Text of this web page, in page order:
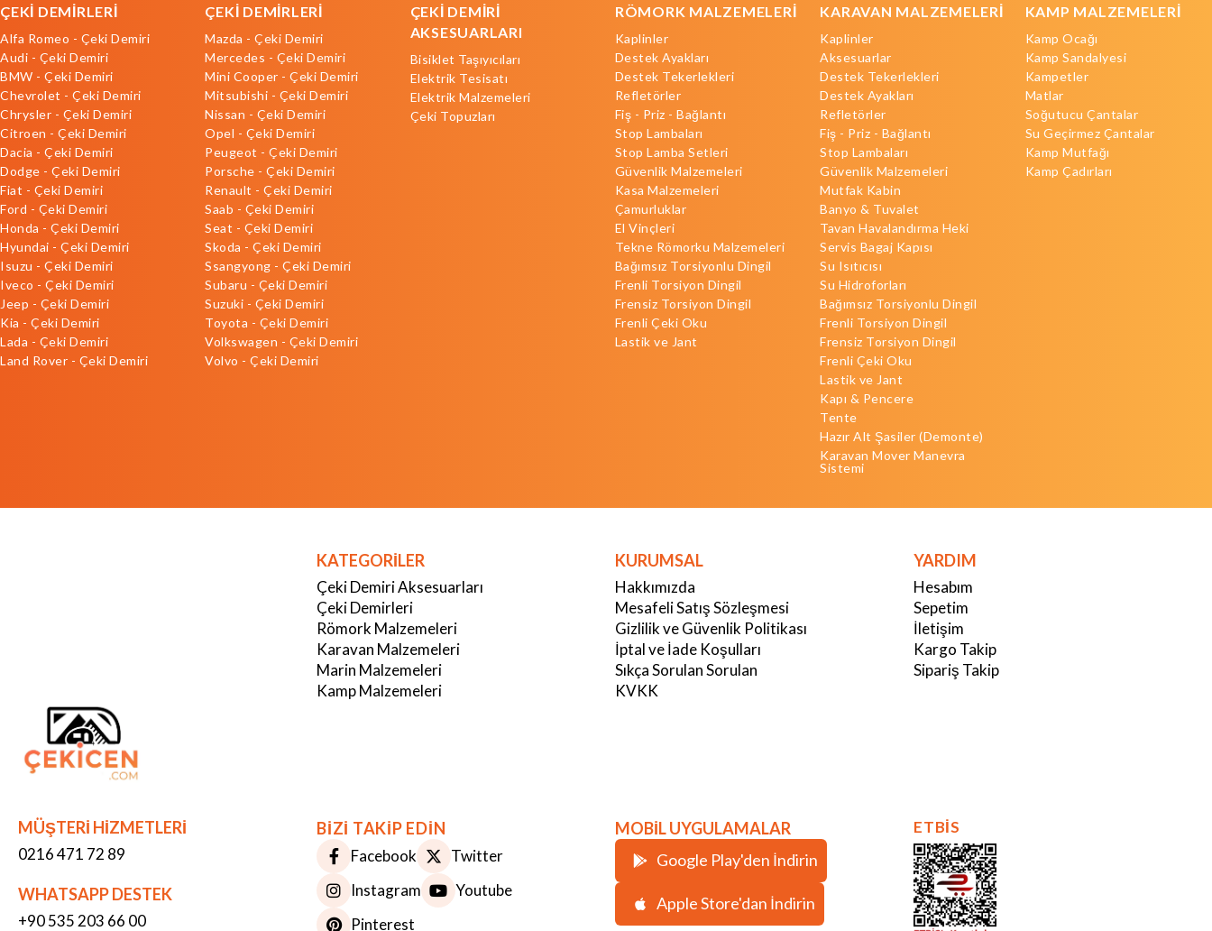
ÇEKİ DEMİRLERİ
Alfa Romeo - Çeki Demiri
Audi - Çeki Demiri
BMW - Çeki Demiri
Chevrolet - Çeki Demiri
Chrysler - Çeki Demiri
Citroen - Çeki Demiri
Dacia - Çeki Demiri
Dodge - Çeki Demiri
Fiat - Çeki Demiri
Ford - Çeki Demiri
Honda - Çeki Demiri
Hyundai - Çeki Demiri
Isuzu - Çeki Demiri
Iveco - Çeki Demiri
Jeep - Çeki Demiri
Kia - Çeki Demiri
Lada - Çeki Demiri
Land Rover - Çeki Demiri
ÇEKİ DEMİRLERİ
Mazda - Çeki Demiri
Mercedes - Çeki Demiri
Mini Cooper - Çeki Demiri
Mitsubishi - Çeki Demiri
Nissan - Çeki Demiri
Opel - Çeki Demiri
Peugeot - Çeki Demiri
Porsche - Çeki Demiri
Renault - Çeki Demiri
Saab - Çeki Demiri
Seat - Çeki Demiri
Skoda - Çeki Demiri
Ssangyong - Çeki Demiri
Subaru - Çeki Demiri
Suzuki - Çeki Demiri
Toyota - Çeki Demiri
Volkswagen - Çeki Demiri
Volvo - Çeki Demiri
ÇEKİ DEMİRİ
AKSESUARLARI
Bisiklet Taşıyıcıları
Elektrik Tesisatı
Elektrik Malzemeleri
Çeki Topuzları
RÖMORK MALZEMELERİ
Kaplinler
Destek Ayakları
Destek Tekerlekleri
Refletörler
Fiş - Priz - Bağlantı
Stop Lambaları
Stop Lamba Setleri
Güvenlik Malzemeleri
Kasa Malzemeleri
Çamurluklar
El Vinçleri
Tekne Römorku Malzemeleri
Bağımsız Torsiyonlu Dingil
Frenli Torsiyon Dingil
Frensiz Torsiyon Dingil
Frenli Çeki Oku
Lastik ve Jant
KARAVAN MALZEMELERİ
Kaplinler
Aksesuarlar
Destek Tekerlekleri
Destek Ayakları
Refletörler
Fiş - Priz - Bağlantı
Stop Lambaları
Güvenlik Malzemeleri
Mutfak Kabin
Banyo & Tuvalet
Tavan Havalandırma Heki
Servis Bagaj Kapısı
Su Isıtıcısı
Su Hidroforları
Bağımsız Torsiyonlu Dingil
Frenli Torsiyon Dingil
Frensiz Torsiyon Dingil
Frenli Çeki Oku
Lastik ve Jant
Kapı & Pencere
Tente
Hazır Alt Şasiler (Demonte)
Karavan Mover Manevra
Sistemi
KAMP MALZEMELERİ
Kamp Ocağı
Kamp Sandalyesi
Kampetler
Matlar
Soğutucu Çantalar
Su Geçirmez Çantalar
Kamp Mutfağı
Kamp Çadırları
KATEGORİLER
Çeki Demiri Aksesuarları
Çeki Demirleri
Römork Malzemeleri
Karavan Malzemeleri
Marin Malzemeleri
Kamp Malzemeleri
KURUMSAL
Hakkımızda
Mesafeli Satış Sözleşmesi
Gizlilik ve Güvenlik Politikası
İptal ve İade Koşulları
Sıkça Sorulan Sorulan
KVKK
YARDIM
Hesabım
Sepetim
İletişim
Kargo Takip
Sipariş Takip
MÜŞTERİ HİZMETLERİ
0216 471 72 89
WHATSAPP DESTEK
+90 535 203 66 00
BİZİ TAKİP EDİN
Facebook
Twitter
Instagram
Youtube
Pinterest
MOBİL UYGULAMALAR
Google Play'den İndirin
Apple Store'dan İndirin
ETBİS